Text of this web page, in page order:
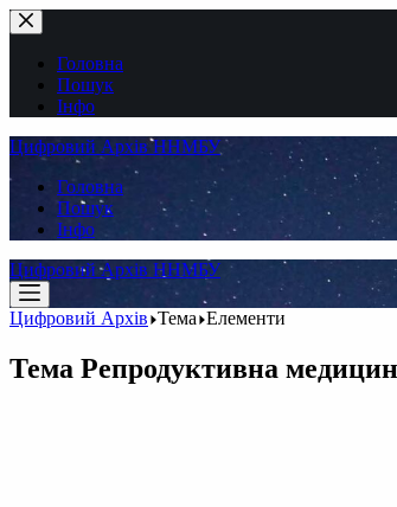
Перейти
до
вмістуГоловна
Пошук
Інфо
Цифровий Архів ННМБУ
Головна
Пошук
Інфо
Цифровий Архів ННМБУ
Цифровий Архів Тема Елементи
Тема Репродуктивна